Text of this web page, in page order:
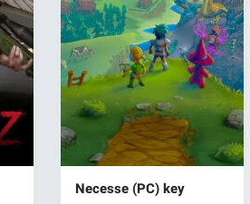
Necesse (PC) key